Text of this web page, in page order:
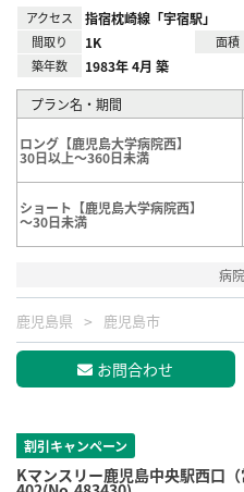
アクセス 指宿枕崎線「宇宿駅」
間取り 1K 面積
築年数 1983年 4月 築
プラン名・期間
ロング【鹿児島大学病院西】
30日以上～360日未満
ショート【鹿児島大学病院西】
～30日未満
病
鹿児島県 鹿児島市
お問合わせ
割引キャンペーン
Kマンスリー鹿児島中央駅西口